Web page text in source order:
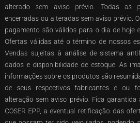
alterado sem aviso prévio. Todas as
encerradas ou alteradas sem aviso prévio.
pagamento são válidos para o dia de hoje
Ofertas válidas até o término de nossos
Vendas sujeitas à análise de sistema
dados e disponibilidade de estoque. As
informações sobre os produtos são
de seus respectivos fabricantes e ou
alteração sem aviso prévio. Fica garantida
COSER EPP, a eventual retificação das